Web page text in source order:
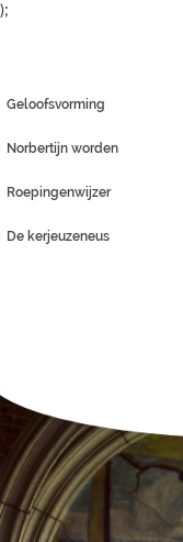
);
Geloofsvorming
Norbertijn worden
Roepingenwijzer
De kerjeuzeneus